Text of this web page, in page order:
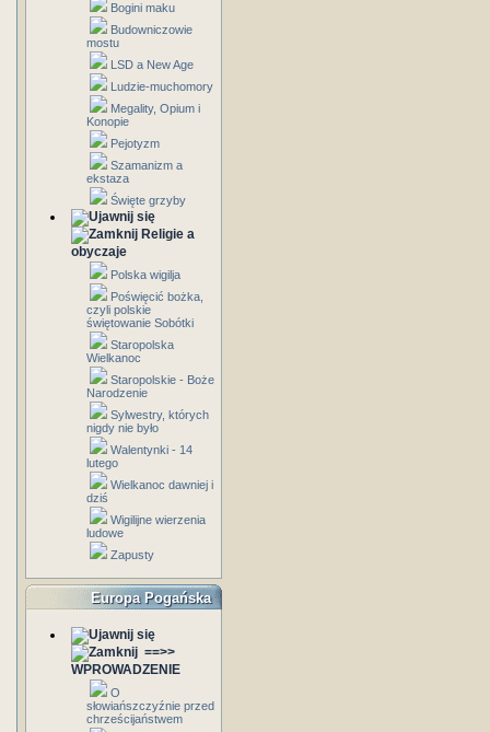
Bogini maku
Budowniczowie
mostu
LSD a New Age
Ludzie-muchomory
Megality, Opium i
Konopie
Pejotyzm
Szamanizm a
ekstaza
Święte grzyby
Religie a
obyczaje
Polska wigilja
Poświęcić bożka,
czyli polskie
świętowanie Sobótki
Staropolska
Wielkanoc
Staropolskie - Boże
Narodzenie
Sylwestry, których
nigdy nie było
Walentynki - 14
lutego
Wielkanoc dawniej i
dziś
Wigilijne wierzenia
ludowe
Zapusty
Europa Pogańska
==>>
WPROWADZENIE
O
słowiańszczyźnie przed
chrześcijaństwem